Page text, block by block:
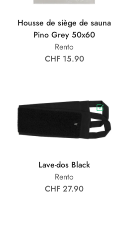
Housse de siège de sauna
Pino Grey 50x60
Rento
CHF 15.90
Lave-dos Black
Rento
CHF 27.90